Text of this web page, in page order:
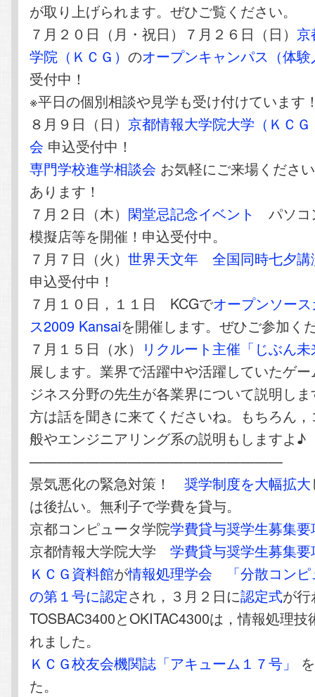
が取り上げられます。ぜひご覧ください。
７月２０日（月・祝日）７月２６日（日）
学院（ＫＣＧ）のオープンキャンパス（体
受付中！
※平日の個別相談や見学も受け付けています
８月９日（日） 京都情報大学院大学（ＫＣ
会 申込受付中！
専門学校進学相談会 お気軽にご来場くださ
あります！
７月２日（木） 閑堂忌記念イベント
パソコ
模擬店等を開催！申込受付中。
７月７日（火）世界天文年 全国同時七夕講
申込受付中！
７月１０日，１１日 KCGでオープンソー
ス2009 Kansaiを開催します。ぜひご参加く
７月１５日（水） リクルート主催「じぶん
展します。業界で活躍中や活躍していたゲ
ジネス分野の先生が各業界について説明し
方は話を聞きに来てくださいね。もちろん
般やエンジニアリング系の説明もしますよ♪
——————————————————
景気悪化の緊急対策！奨学制度を大幅拡大
は後払い。無利子で学費を貸与。
京都コンピュータ学院学費貸与奨学生募集要
京都情報大学院大学学費貸与奨学生募集要
ＫＣＧ資料館が情報処理学会
「分散コン
の第１号に認定され，３月２日に認定式が
TOSBAC3400とOKITAC4300は，情報処理
れました。
ＫＣＧ校友会機関誌「アキューム１７号」
た。